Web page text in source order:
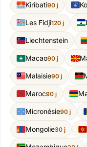
Kiribati90 j
Les Fidji120 j
Liechtenstein
Macao90 j
Malaisie90 j
Maroc90 j
Micronésie90 j
Mongolie30 j